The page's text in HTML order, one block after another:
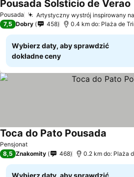
Pousada Artystyczny wystrój inspirowany
Pousada Solsticio de Verao
7,5 Dobry 458 0.4 km do: Plaża de
Wybierz daty, aby sprawdzić
dokładne ceny
Pensjonat
Toca do Pato Pousada
8,5 Znakomity 468 0.2 km do: Plaża
Wybierz daty, aby sprawdzić